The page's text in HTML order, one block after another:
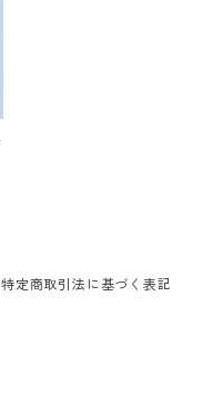
特定商取引法に基づく表記